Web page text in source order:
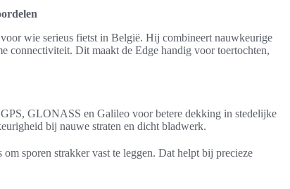
wie serieus fietst in België. Hij combineert nauwkeurige
connectiviteit. Dit maakt de Edge handig voor toertochten,
GLONASS en Galileo voor betere dekking in stedelijke
bij nauwe straten en dicht bladwerk.
sporen strakker vast te leggen. Dat helpt bij precieze